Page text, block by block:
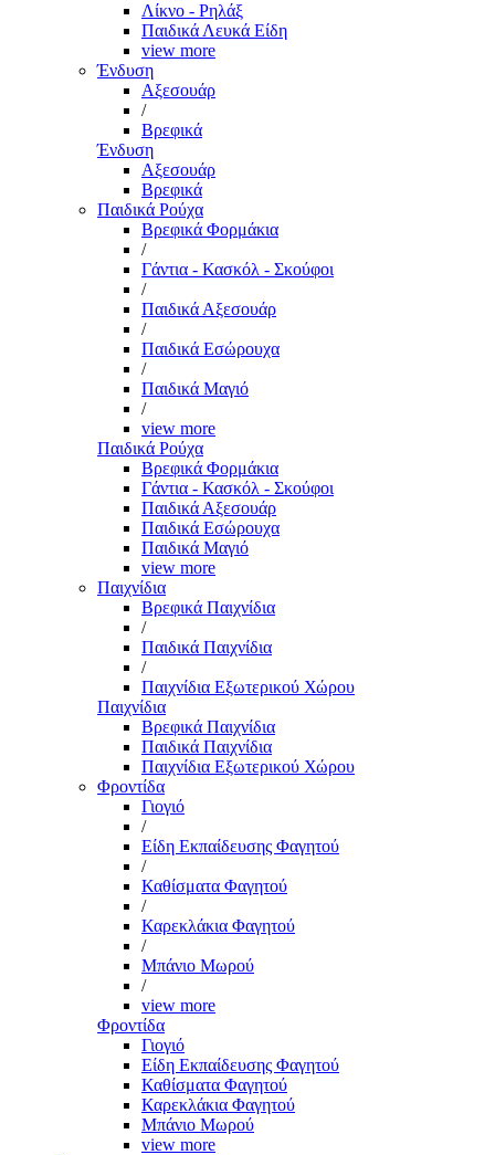
Λίκνο - Ρηλάξ
Παιδικά Λευκά Είδη
view more
Ένδυση
Αξεσουάρ
/
Βρεφικά
Ένδυση
Αξεσουάρ
Βρεφικά
Παιδικά Ρούχα
Βρεφικά Φορμάκια
/
Γάντια - Κασκόλ - Σκούφοι
/
Παιδικά Αξεσουάρ
/
Παιδικά Εσώρουχα
/
Παιδικά Μαγιό
/
view more
Παιδικά Ρούχα
Βρεφικά Φορμάκια
Γάντια - Κασκόλ - Σκούφοι
Παιδικά Αξεσουάρ
Παιδικά Εσώρουχα
Παιδικά Μαγιό
view more
Παιχνίδια
Βρεφικά Παιχνίδια
/
Παιδικά Παιχνίδια
/
Παιχνίδια Εξωτερικού Χώρου
Παιχνίδια
Βρεφικά Παιχνίδια
Παιδικά Παιχνίδια
Παιχνίδια Εξωτερικού Χώρου
Φροντίδα
Γιογιό
/
Είδη Εκπαίδευσης Φαγητού
/
Καθίσματα Φαγητού
/
Καρεκλάκια Φαγητού
/
Μπάνιο Μωρού
/
view more
Φροντίδα
Γιογιό
Είδη Εκπαίδευσης Φαγητού
Καθίσματα Φαγητού
Καρεκλάκια Φαγητού
Μπάνιο Μωρού
view more